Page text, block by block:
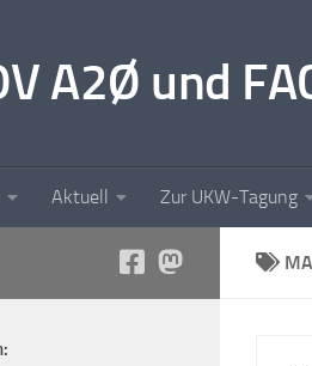
A2Ø und
Aktuell Zur UKW-Tagung